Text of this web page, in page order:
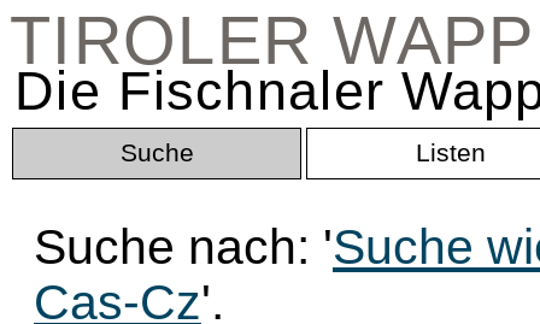
TIROLER
Die Fischnaler
Suche Listen
Suche nach: 'Suche
Cas-Cz'.